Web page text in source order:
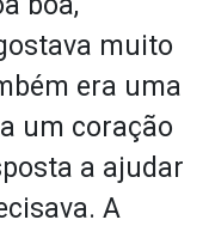
muito
era uma
um coração
a ajudar
A